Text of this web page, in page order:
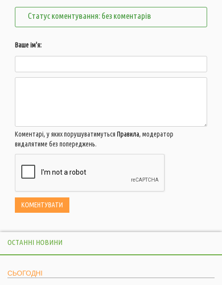
Статус коментування: без коментарів
Ваше ім'я:
Коментарі, у яких порушуватимуться Правила, модератор
видалятиме без попереджень.
ОСТАННІ НОВИНИ
СЬОГОДНІ